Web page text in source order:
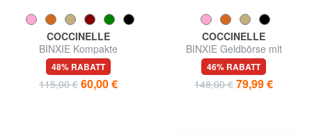
COCCINELLE
BINXIE Kompakte
Ledergeldbörse
48% RABATT
115,00 € 60,00 €
COCCINELLE
BINXIE Geldbörse mit
Münzfach, aus Leder
46% RABATT
148,00 € 79,99 €